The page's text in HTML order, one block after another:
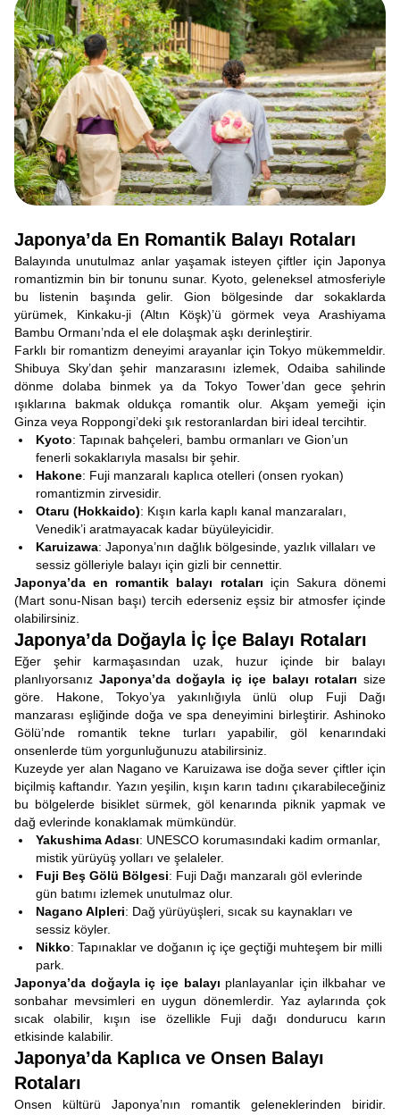
Japonya’da En Romantik Balayı Rotaları
Balayında unutulmaz anlar yaşamak isteyen çiftler için Japonya
romantizmin bin bir tonunu sunar. Kyoto, geleneksel atmosferiyle
bu listenin başında gelir. Gion bölgesinde dar sokaklarda
yürümek, Kinkaku-ji (Altın Köşk)’ü görmek veya Arashiyama
Bambu Ormanı’nda el ele dolaşmak aşkı derinleştirir.
Farklı bir romantizm deneyimi arayanlar için Tokyo mükemmeldir.
Shibuya Sky’dan şehir manzarasını izlemek, Odaiba sahilinde
dönme dolaba binmek ya da Tokyo Tower’dan gece şehrin
ışıklarına bakmak oldukça romantik olur. Akşam yemeği için
Ginza veya Roppongi’deki şık restoranlardan biri ideal tercihtir.
Kyoto: Tapınak bahçeleri, bambu ormanları ve Gion’un
fenerli sokaklarıyla masalsı bir şehir.
Hakone: Fuji manzaralı kaplıca otelleri (onsen ryokan)
romantizmin zirvesidir.
Otaru (Hokkaido): Kışın karla kaplı kanal manzaraları,
Venedik’i aratmayacak kadar büyüleyicidir.
Karuizawa: Japonya’nın dağlık bölgesinde, yazlık villaları ve
sessiz gölleriyle balayı için gizli bir cennettir.
Japonya’da en romantik balayı rotaları için Sakura dönemi
(Mart sonu-Nisan başı) tercih ederseniz eşsiz bir atmosfer içinde
olabilirsiniz.
Japonya’da Doğayla İç İçe Balayı Rotaları
Eğer şehir karmaşasından uzak, huzur içinde bir balayı
planlıyorsanız Japonya’da doğayla iç içe balayı rotaları size
göre. Hakone, Tokyo’ya yakınlığıyla ünlü olup Fuji Dağı
manzarası eşliğinde doğa ve spa deneyimini birleştirir. Ashinoko
Gölü’nde romantik tekne turları yapabilir, göl kenarındaki
onsenlerde tüm yorgunluğunuzu atabilirsiniz.
Kuzeyde yer alan Nagano ve Karuizawa ise doğa sever çiftler için
biçilmiş kaftandır. Yazın yeşilin, kışın karın tadını çıkarabileceğiniz
bu bölgelerde bisiklet sürmek, göl kenarında piknik yapmak ve
dağ evlerinde konaklamak mümkündür.
Yakushima Adası: UNESCO korumasındaki kadim ormanlar,
mistik yürüyüş yolları ve şelaleler.
Fuji Beş Gölü Bölgesi: Fuji Dağı manzaralı göl evlerinde
gün batımı izlemek unutulmaz olur.
Nagano Alpleri: Dağ yürüyüşleri, sıcak su kaynakları ve
sessiz köyler.
Nikko: Tapınaklar ve doğanın iç içe geçtiği muhteşem bir milli
park.
Japonya’da doğayla iç içe balayı planlayanlar için ilkbahar ve
sonbahar mevsimleri en uygun dönemlerdir. Yaz aylarında çok
sıcak olabilir, kışın ise özellikle Fuji dağı dondurucu karın
etkisinde kalabilir.
Japonya’da Kaplıca ve Onsen Balayı
Rotaları
Onsen kültürü Japonya’nın romantik geleneklerinden biridir.